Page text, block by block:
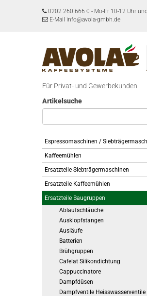
0202 260 666 0 - Mo-Fr 10-12 Uhr
E-Mail info@avola-gmbh.de
Für Privat- und Gewerbekunden
Artikelsuche
Espressomaschinen /
Kaffeemühlen
Ersatzteile Siebträgermaschinen
Ersatzteile Kaffeemühlen
Ersatzteile Baugruppen
Ablaufschläuche
Ausklopfstangen
Ausläufe
Batterien
Brühgruppen
Cafelat Silikondichtung
Cappuccinatore
Dampfdüsen
Dampfventile Heisswasserventile